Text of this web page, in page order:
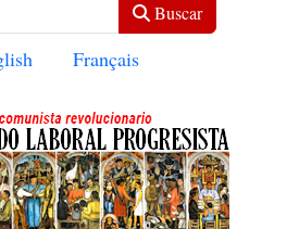
Buscar
su idioma
Français